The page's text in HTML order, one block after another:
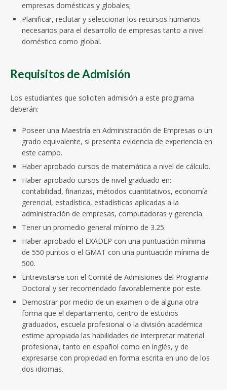
empresas domésticas y globales;
Planificar, reclutar y seleccionar los recursos humanos
necesarios para el desarrollo de empresas tanto a nivel
doméstico como global.
Requisitos de Admisión
Los estudiantes que soliciten admisión a este programa
deberán:
Poseer una Maestría en Administración de Empresas o un
grado equivalente, si presenta evidencia de experiencia en
este campo.
Haber aprobado cursos de matemática a nivel de cálculo.
Haber aprobado cursos de nivel graduado en:
contabilidad, finanzas, métodos cuantitativos, economía
gerencial, estadística, estadísticas aplicadas a la
administración de empresas, computadoras y gerencia.
Tener un promedio general mínimo de 3.25.
Haber aprobado el EXADEP con una puntuación mínima
de 550 puntos o el GMAT con una puntuación mínima de
500.
Entrevistarse con el Comité de Admisiones del Programa
Doctoral y ser recomendado favorablemente por este.
Demostrar por medio de un examen o de alguna otra
forma que el departamento, centro de estudios
graduados, escuela profesional o la división académica
estime apropiada las habilidades de interpretar material
profesional, tanto en español como en inglés, y de
expresarse con propiedad en forma escrita en uno de los
dos idiomas.